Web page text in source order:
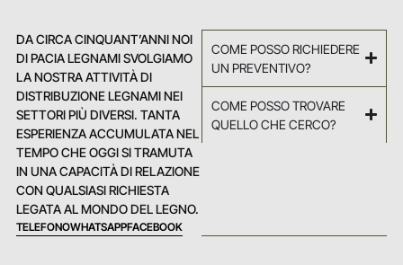
DA CIRCA CINQUANT’ANNI NOI
DI PACIA LEGNAMI SVOLGIAMO
LA NOSTRA ATTIVITÀ DI
DISTRIBUZIONE LEGNAMI NEI
SETTORI PIÙ DIVERSI. TANTA
ESPERIENZA ACCUMULATA NEL
TEMPO CHE OGGI SI TRAMUTA
IN UNA CAPACITÀ DI RELAZIONE
CON QUALSIASI RICHIESTA
LEGATA AL MONDO DEL LEGNO.
TELEFONOWHATSAPPFACEBOOK
COME POSSO RICHIEDERE
UN PREVENTIVO?
COME POSSO TROVARE
QUELLO CHE CERCO?